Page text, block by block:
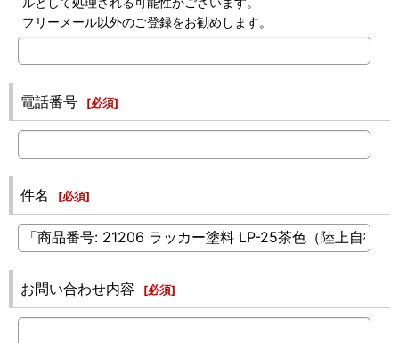
フリーメール以外のご登録をお勧めします。
電話番号 [必須]
件名 [必須]
お問い合わせ内容 [必須]